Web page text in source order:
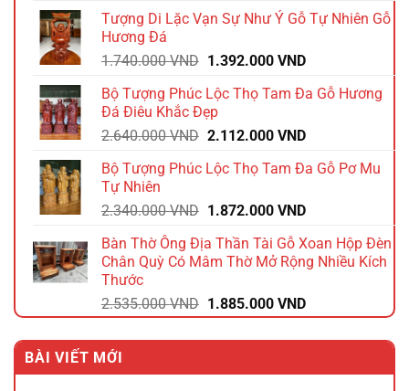
1.980.000 VND.là:
Tượng Di Lặc Vạn Sự Như Ý Gỗ Tự Nhiên Gỗ
Hương Đá
1.740.000VND Giá
là:
1.740.000 VND.
1.392.000 VNDGiá
tại
1.392.000 VND.
Bộ Tượng Phúc Lộc Thọ Tam Đa Gỗ Hương
Đá Điêu Khắc Đẹp
2.640.000VND Giá
là:
2.112.000 VNDGiá
tại
2.112.000 VND.
Bộ Tượng Phúc Lộc Thọ Tam Đa Gỗ Pơ Mu
Tự Nhiên
2.340.000VND Giá
là:
2.340.000 VND.
1.872.000 VNDGiá
tại
là:
Bàn Thờ Ông Địa Thần Tài Gỗ Xoan Hộp Đèn
Chân Quỳ Có Mâm Thờ Mở Rộng Nhiều Kích
Thước
2.535.000VND Giá
gốc
là:
1.885.000 VNDGiá
hiện
tại
1.885.000 VND.
BÀI VIẾT MỚI